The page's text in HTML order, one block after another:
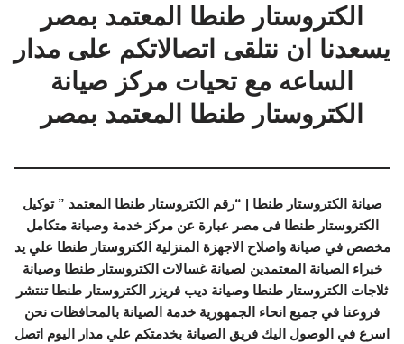
الكتروستار طنطا المعتمد بمصر
يسعدنا ان نتلقى اتصالاتكم على مدار
الساعه مع تحيات مركز صيانة
الكتروستار طنطا المعتمد بمصر
صيانة الكتروستار طنطا | “رقم الكتروستار طنطا المعتمد ” توكيل
الكتروستار طنطا فى مصر عبارة عن مركز خدمة وصيانة متكامل
مخصص في صيانة واصلاح الاجهزة المنزلية الكتروستار طنطا علي يد
خبراء الصيانة المعتمدين لصيانة غسالات الكتروستار طنطا وصيانة
ثلاجات الكتروستار طنطا وصيانة ديب فريزر الكتروستار طنطا تنتشر
فروعنا في جميع انحاء الجمهورية خدمة الصيانة بالمحافظات نحن
اسرع في الوصول اليك فريق الصيانة بخدمتكم علي مدار اليوم اتصل